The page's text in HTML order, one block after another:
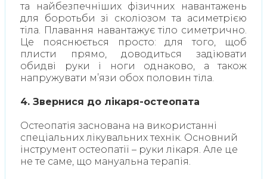
та найбезпечніших фізичних навантажень
для боротьби зі сколіозом та асиметрією
тіла. Плавання навантажує тіло симетрично.
Це пояснюється просто: для того, щоб
плисти прямо, доводиться задіювати
обидві руки і ноги однаково, а також
напружувати м’язи обох половин тіла.
4. Звернися до лікаря-остеопата
Остеопатія заснована на використанні
спеціальних лікувальних технік. Основний
інструмент остеопатії – руки лікаря. Але це
не те саме, що мануальна терапія.